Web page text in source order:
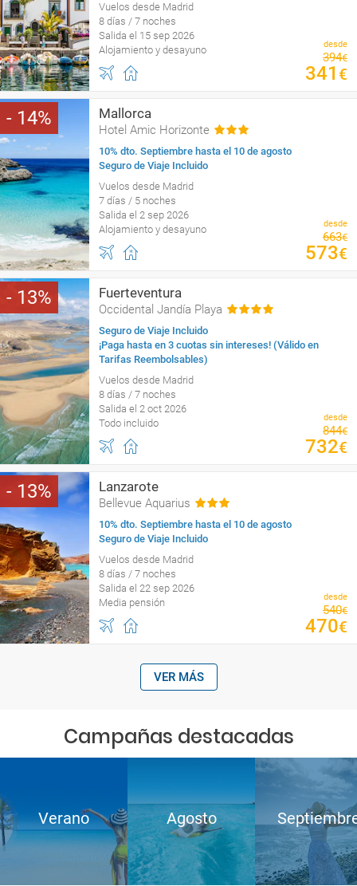
Vuelos desde Madrid
8 días / 7 noches
Salida el 15 sep 2026
Alojamiento y desayuno
desde
394€
341 €
14 Mallorca
Hotel Amic Horizonte
10% dto. Septiembre hasta el 10 de agosto
Seguro de Viaje Incluido
Vuelos desde Madrid
7 días / 5 noches
Salida el 2 sep 2026
Alojamiento y desayuno
desde
663€
573€
13 Fuerteventura
Occidental Jandía Playa
Seguro de Viaje Incluido
¡Paga hasta en 3 cuotas sin intereses! (Válido en
Tarifas Reembolsables)
Vuelos desde Madrid
8 días / 7 noches
Salida el 2 oct 2026
Todo incluido
desde
844€
732€
13 Lanzarote
Bellevue Aquarius
10% dto. Septiembre hasta el 10 de agosto
Seguro de Viaje Incluido
Vuelos desde Madrid
8 días / 7 noches
Salida el 22 sep 2026
Media pensión
desde
540€
470€
VER MÁS
Campañas destacadas
Verano Agosto